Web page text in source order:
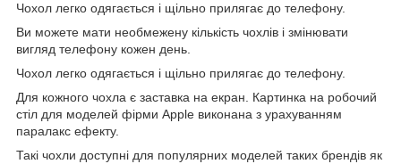
Чохол легко одягається і щільно прилягає до телефону.
Ви можете мати необмежену кількість чохлів і змінювати
вигляд телефону кожен день.
Чохол легко одягається і щільно прилягає до телефону.
Для кожного чохла є заставка на екран. Картинка на робочий
стіл для моделей фірми Apple виконана з урахуванням
паралакс ефекту.
Такі чохли доступні для популярних моделей таких брендів як